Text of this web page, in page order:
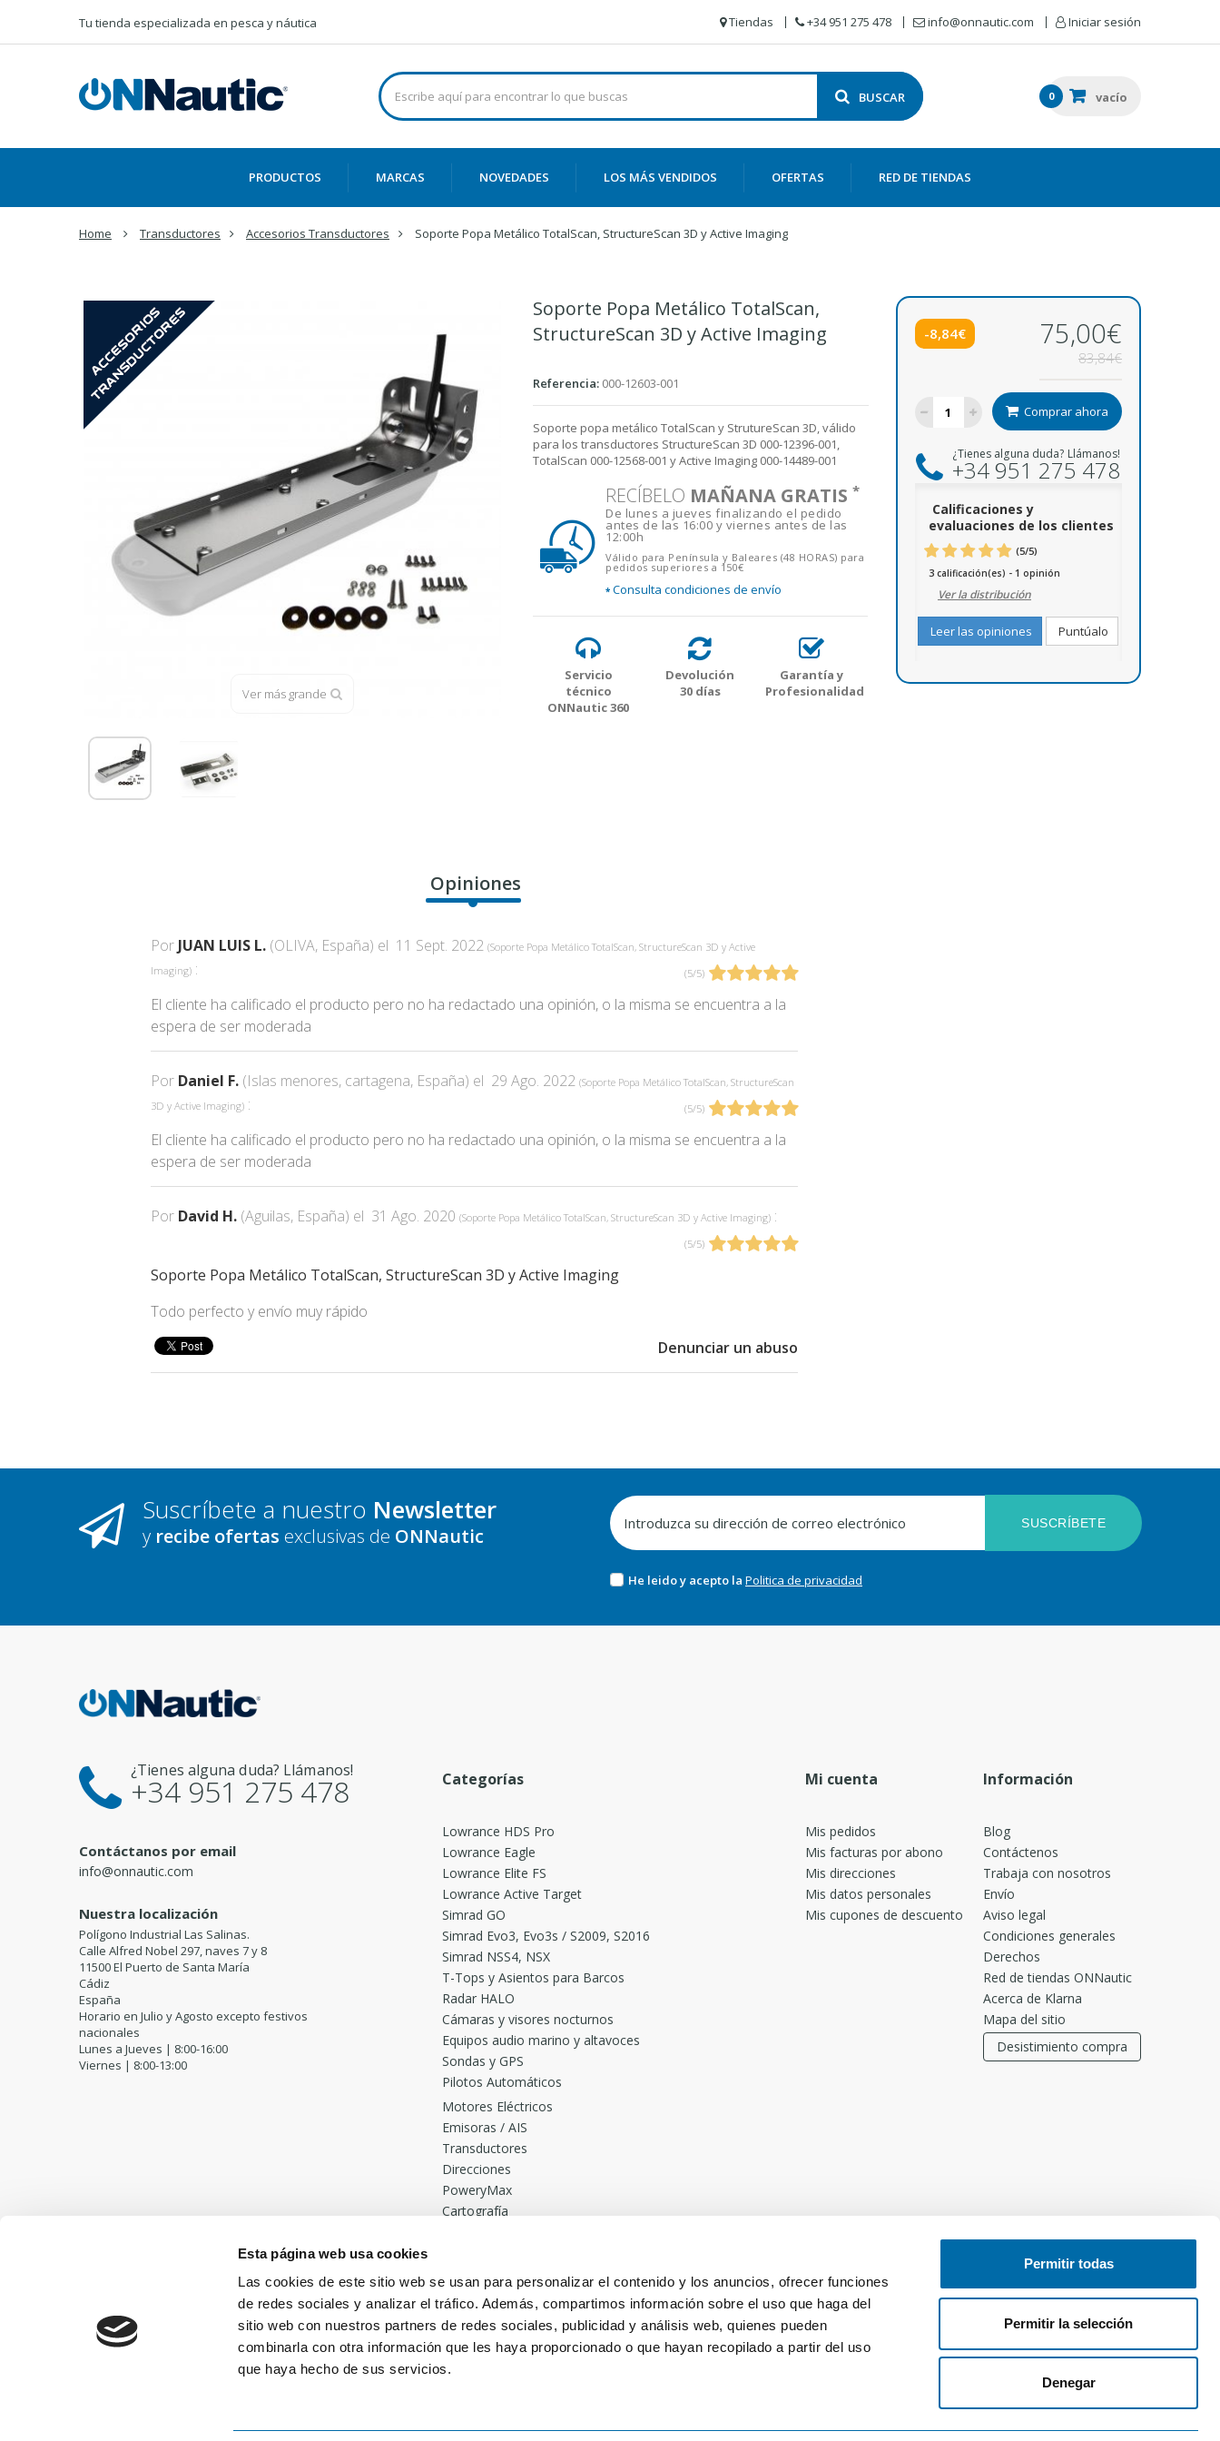
Esta página web usa cookies
Las cookies de este sitio web se usan para personalizar el contenido y los anuncios, ofrecer funciones
de redes sociales y analizar el tráfico. Además, compartimos información sobre el uso que haga del
sitio web con nuestros partners de redes sociales, publicidad y análisis web, quienes pueden
combinarla con otra información que les haya proporcionado o que hayan recopilado a partir del uso
que haya hecho de sus servicios.
Permitir todas
Permitir la selección
Denegar
Tu tienda especializada en pesca y náutica Tiendas +34 951 275 478 info@onnautic.com Iniciar sesión
BUSCAR 0 vacío
PRODUCTOS MARCAS NOVEDADES LOS MÁS VENDIDOS OFERTAS RED DE TIENDAS
Home Transductores Accesorios Transductores Soporte Popa Metálico TotalScan, StructureScan 3D y Active Imaging
Ver más grande
Soporte Popa Metálico TotalScan,
StructureScan 3D y Active Imaging
Referencia: 000-12603-001
Soporte popa metálico TotalScan y StrutureScan 3D, válido
para los transductores StructureScan 3D 000-12396-001,
TotalScan 000-12568-001 y Active Imaging 000-14489-001
RECÍBELO MAÑANA GRATIS *
De lunes a jueves finalizando el pedido
antes de las 16:00 y viernes antes de las
12:00h
Válido para Península y Baleares (48 HORAS) para
pedidos superiores a 150€
* Consulta condiciones de envío
Servicio
técnico
ONNautic 360
Devolución
30 días
Garantía y
Profesionalidad
-8,84€ 75,00€
83,84€
Comprar ahora
¿Tienes alguna duda? Llámanos!
+34 951 275 478
Calificaciones y
evaluaciones de los clientes
(5/5)
3calificación(es) - 1 opinión
Ver la distribución
Leer las opiniones Puntúalo
Opiniones
Por JUAN LUIS L. (OLIVA, España) el 11 Sept. 2022 (Soporte Popa Metálico TotalScan, StructureScan 3D y Active
Imaging): (5/5)
El cliente ha calificado el producto pero no ha redactado una opinión, o la misma se encuentra a la
espera de ser moderada
Por Daniel F. (Islas menores, cartagena, España) el 29 Ago. 2022 (Soporte Popa Metálico TotalScan, StructureScan
3D y Active Imaging): (5/5)
El cliente ha calificado el producto pero no ha redactado una opinión, o la misma se encuentra a la
espera de ser moderada
Por David H. (Aguilas, España) el 31 Ago. 2020 (Soporte Popa Metálico TotalScan, StructureScan 3D y Active Imaging):
(5/5)
Soporte Popa Metálico TotalScan, StructureScan 3D y Active Imaging
Todo perfecto y envío muy rápido
Denunciar un abuso
Suscríbete a nuestro Newsletter
y recibe ofertas exclusivas de ONNautic
SUSCRÍBETE
He leido y acepto la Politica de privacidad
¿Tienes alguna duda? Llámanos!
+34 951 275 478
Contáctanos por email
info@onnautic.com
Nuestra localización
Polígono Industrial Las Salinas.
Calle Alfred Nobel 297, naves 7 y 8
11500 El Puerto de Santa María
Cádiz
España
Horario en Julio y Agosto excepto festivos
nacionales
Lunes a Jueves | 8:00-16:00
Viernes | 8:00-13:00
Categorías
Lowrance HDS Pro
Lowrance Eagle
Lowrance Elite FS
Lowrance Active Target
Simrad GO
Simrad Evo3, Evo3s / S2009, S2016
Simrad NSS4, NSX
T-Tops y Asientos para Barcos
Radar HALO
Cámaras y visores nocturnos
Equipos audio marino y altavoces
Sondas y GPS
Pilotos Automáticos
Motores Eléctricos
Emisoras / AIS
Transductores
Direcciones
PoweryMax
Cartografía
Cañeros de pesca Rocket
Borika
Pack Pilotos Automáticos desde 2.230€. ONNautic
Mi cuenta
Mis pedidos
Mis facturas por abono
Mis direcciones
Mis datos personales
Mis cupones de descuento
Información
Blog
Contáctenos
Trabaja con nosotros
Envío
Aviso legal
Condiciones generales
Derechos
Red de tiendas ONNautic
Acerca de Klarna
Mapa del sitio
Desistimiento compra